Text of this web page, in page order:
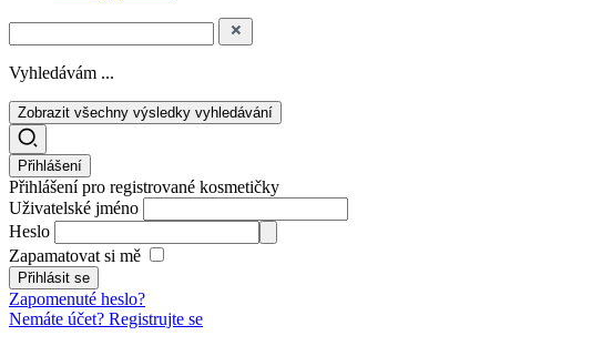
Vyhledávám ...
Zobrazit všechny výsledky vyhledávání
Přihlášení
Přihlášení pro registrované kosmetičky
Uživatelské jméno
Heslo
Zapamatovat si mě
Zapomenuté heslo?
Nemáte účet? Registrujte se